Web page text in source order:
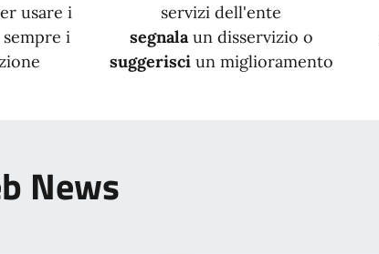
usare i
sempre i
servizi dell'ente
segnalaun disservizio o
suggerisciun miglioramento
News